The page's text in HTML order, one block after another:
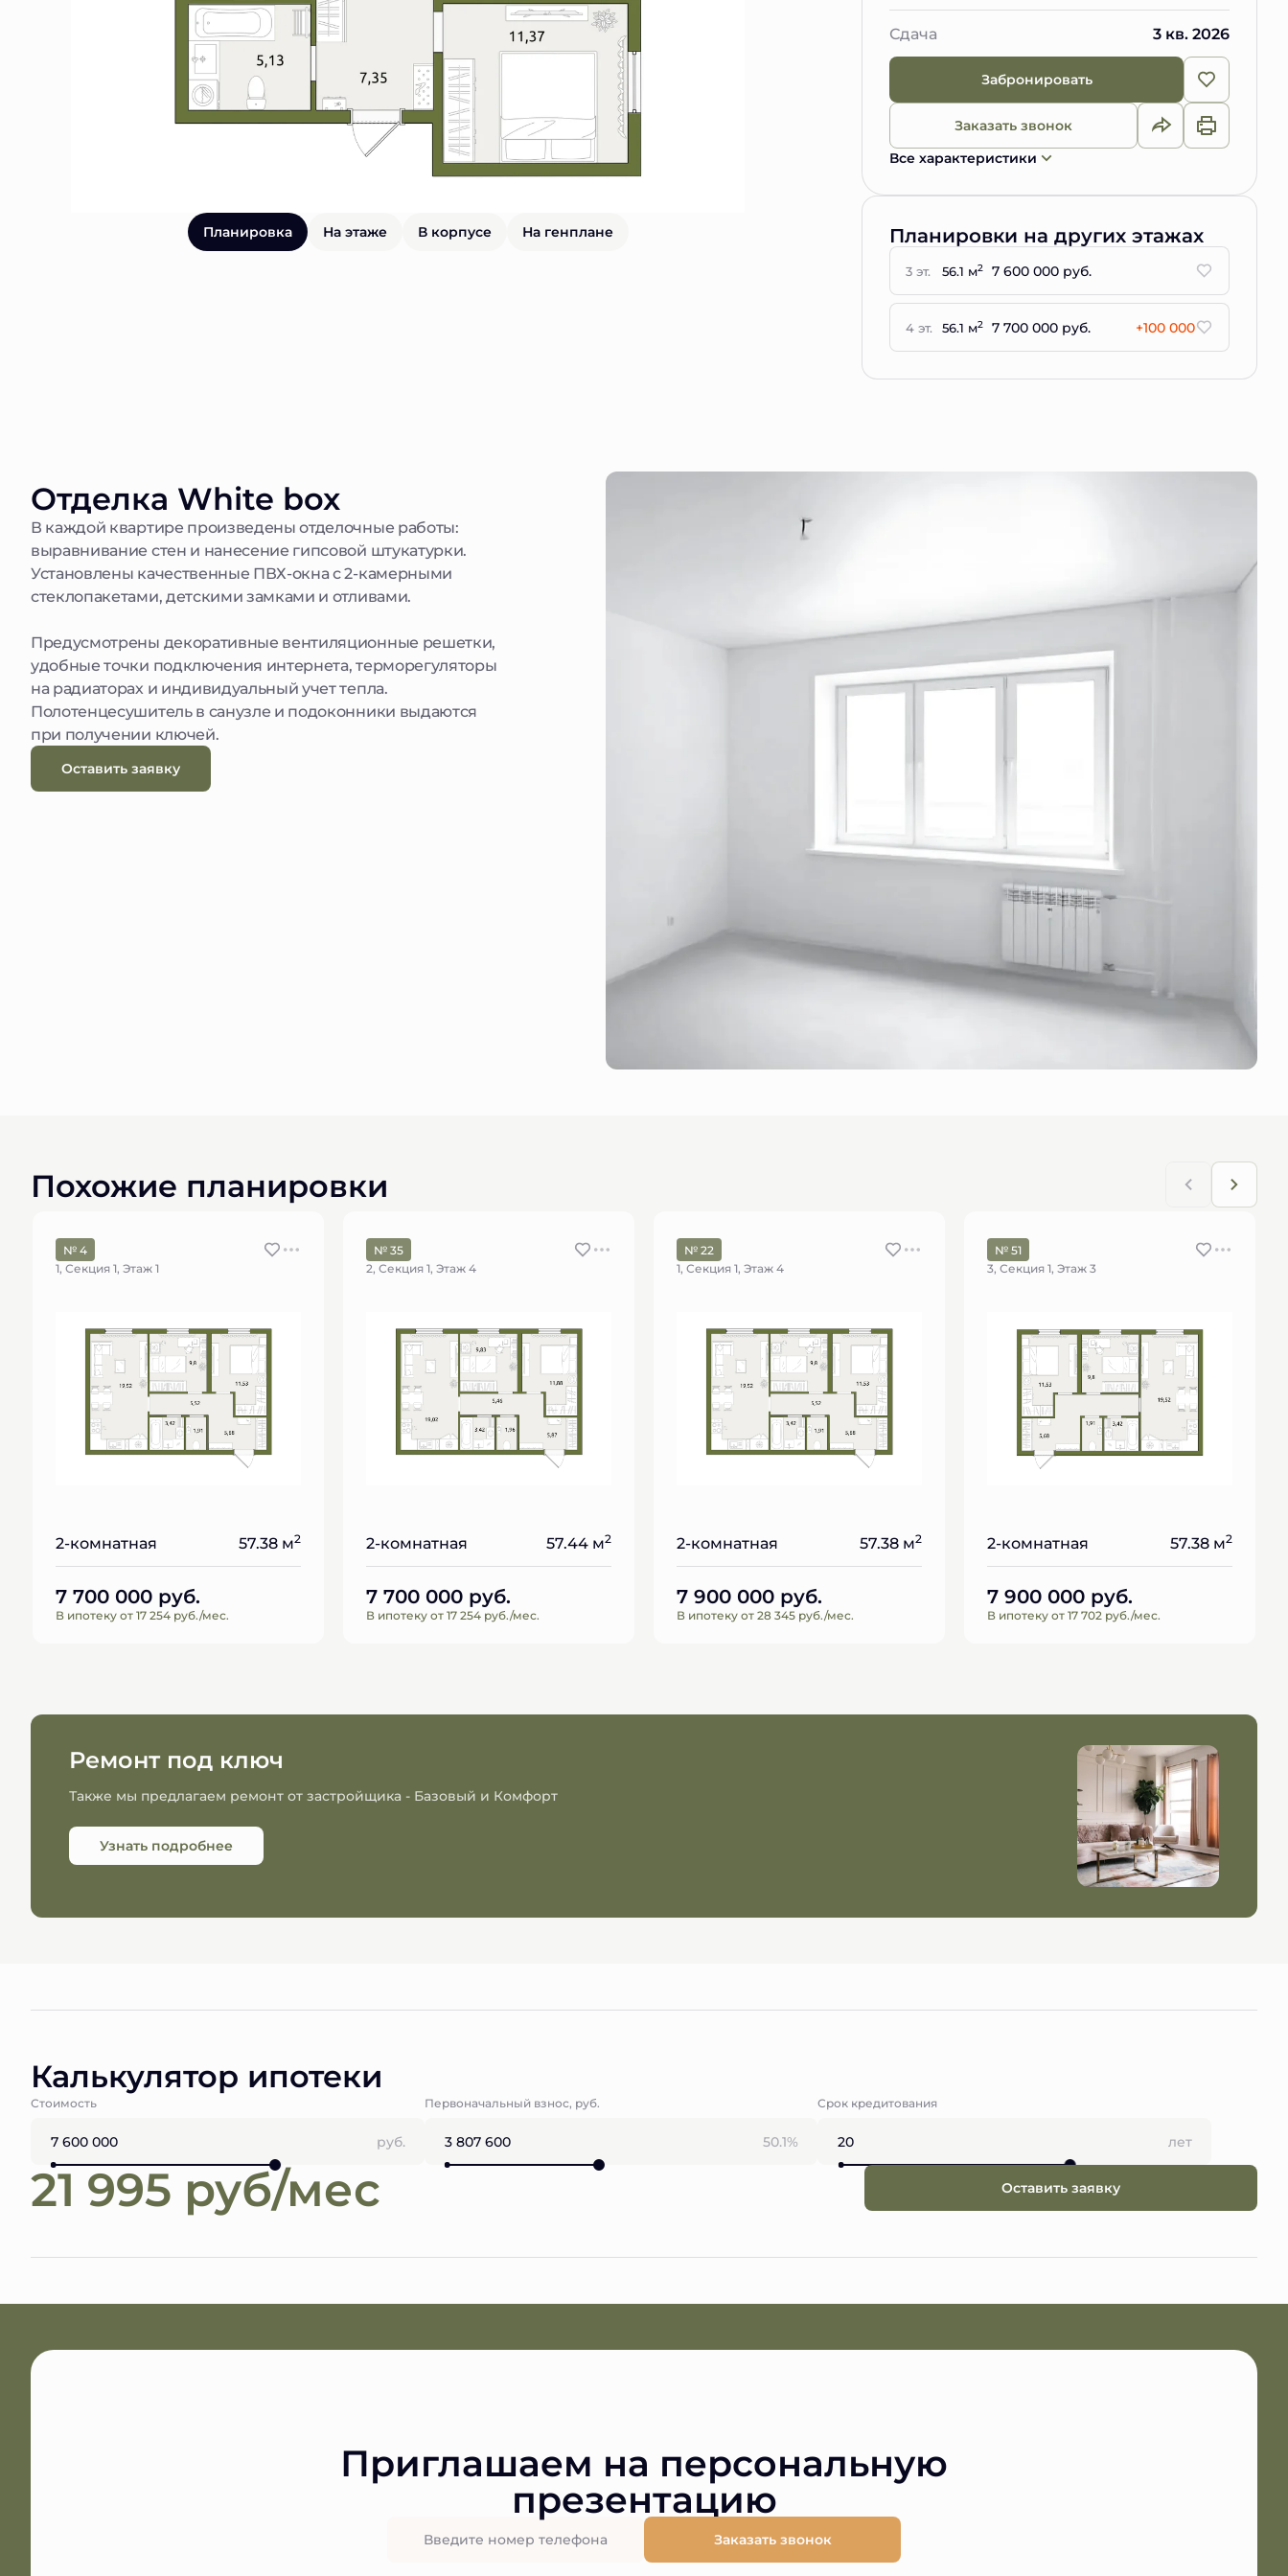
Планировка На этаже В корпусе На генплане
Сдача 3 кв. 2026
Забронировать
Заказать звонок
Все характеристики
Планировки на других этажах
3 эт. 56.1 м2 7 600 000 руб.
4 эт. 56.1 м2 7 700 000 руб. +100 000
Отделка White box
В каждой квартире произведены отделочные работы:
выравнивание стен и нанесение гипсовой штукатурки.
Установлены качественные ПВХ-окна с 2-камерными
стеклопакетами, детскими замками и отливами.
Предусмотрены декоративные вентиляционные решетки,
удобные точки подключения интернета, терморегуляторы
на радиаторах и индивидуальный учет тепла.
Полотенцесушитель в санузле и подоконники выдаются
при получении ключей.
Оставить заявку
Похожие планировки
№ 4
1, Секция 1, Этаж 1
2-комнатная 57.38 м2
7 700 000 руб.
В ипотеку от 17 254 руб./мес.
№ 35
2, Секция 1, Этаж 4
2-комнатная 57.44 м2
7 700 000 руб.
В ипотеку от 17 254 руб./мес.
№ 22
1, Секция 1, Этаж 4
2-комнатная 57.38 м2
7 900 000 руб.
В ипотеку от 28 345 руб./мес.
№ 51
3, Секция 1, Этаж 3
2-комнатная 57.38 м2
7 900 000 руб.
В ипотеку от 17 702 руб./мес.
Ремонт под ключ
Также мы предлагаем ремонт от застройщика - Базовый и Комфорт
Узнать подробнее
Калькулятор ипотеки
Стоимость
руб.
Первоначальный взнос, руб.
50.1%
Срок кредитования
лет
21 995 руб/мес Оставить заявку
Приглашаем на персональную
презентацию
Заказать звонок